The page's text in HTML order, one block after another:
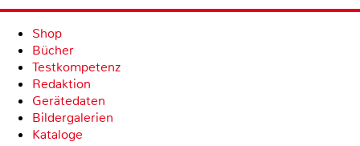
Shop
Bücher
Testkompetenz
Redaktion
Gerätedaten
Bildergalerien
Kataloge